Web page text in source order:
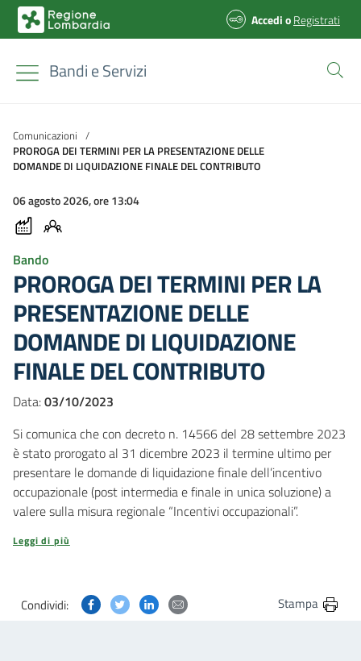
AccedioRegistrati
Bandi e Servizi
Comunicazioni /
PROROGA DEI TERMINI PER LA PRESENTAZIONE DELLE
DOMANDE DI LIQUIDAZIONE FINALE DEL CONTRIBUTO
06 agosto 2026, ore 13:04
Bando
PROROGA DEI TERMINI PER LA
PRESENTAZIONE DELLE
DOMANDE DI LIQUIDAZIONE
FINALE DEL CONTRIBUTO
Data:03/10/2023
Si comunica che con decreto n. 14566 del 28 settembre 2023
è stato prorogato al 31 dicembre 2023 il termine ultimo per
presentare le domande di liquidazione finale dell’incentivo
occupazionale (post intermedia e finale in unica soluzione) a
valere sulla misura regionale “Incentivi occupazionali”.
Leggi di più
Condividi: Condividi questa pagina su Facebook
Condividi questa pagina su Twitter
Condividi questa pagina su Linkedin
Condividi questa pagina via
Stampa